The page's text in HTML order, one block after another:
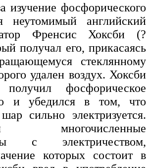
изучение фосфорического
неутомимый английский
Френсис Хоксби (?
получал его, прикасаясь
стеклянному
удален воздух. Хоксби
фосфорическое
и убедился в том, что
сильно электризуется.
многочисленные
с электричеством,
которых состоит в